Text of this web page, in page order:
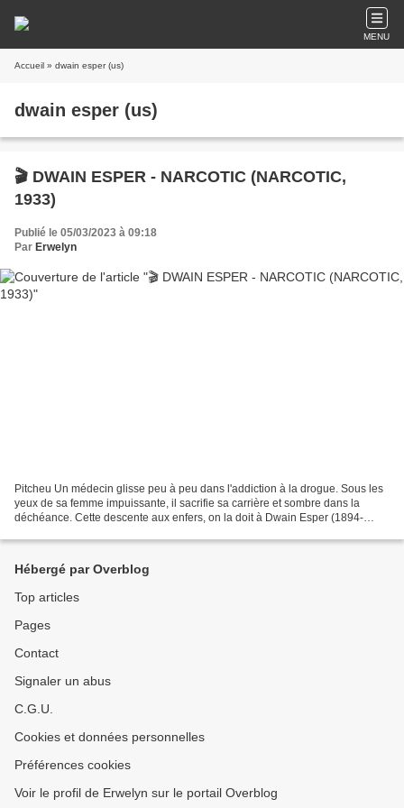
MENU
Accueil » dwain esper (us)
dwain esper (us)
🎬 DWAIN ESPER - NARCOTIC (NARCOTIC,
1933)
Publié le 05/03/2023 à 09:18
Par Erwelyn
Pitcheu Un médecin glisse peu à peu dans l'addiction à la drogue. Sous les
yeux de sa femme impuissante, il sacrifie sa carrière et sombre dans la
déchéance. Cette descente aux enfers, on la doit à Dwain Esper (1894-
Hébergé par Overblog
Top articles
Pages
Contact
Signaler un abus
C.G.U.
Cookies et données personnelles
Préférences cookies
Voir le profil de Erwelyn sur le portail Overblog